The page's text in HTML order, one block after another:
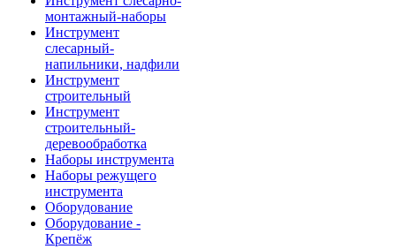
монтажный-наборы
Инструмент
слесарный-
напильники, надфили
Инструмент
строительный
Инструмент
строительный-
деревообработка
Наборы инструмента
Наборы режущего
инструмента
Оборудование
Оборудование -
Крепёж